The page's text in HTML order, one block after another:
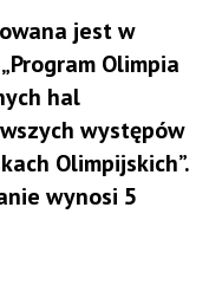
jest w
Olimpia
hal
występów
Olimpijskich”.
wynosi 5